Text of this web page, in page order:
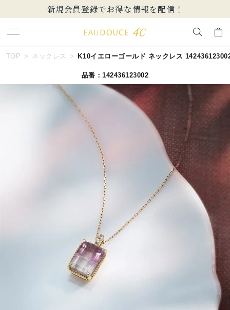
新規会員登録でお得な情報を配信！
キーワードで検索する
人気検索キーワード
#ペア #ダイヤモンド ネックレス
#くまのプーさん
EAU DOUCE４℃
すべてのネックレス
TOP ネックレス K10イエローゴールド ネックレス
品番：142436123002